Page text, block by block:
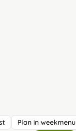
Plan in weekmenu